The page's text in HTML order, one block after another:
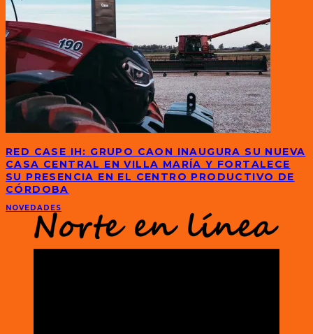
RED CASE IH: GRUPO CAON INAUGURA SU NUEVA
CASA CENTRAL EN VILLA MARÍA Y FORTALECE
SU PRESENCIA EN EL CENTRO PRODUCTIVO DE
CÓRDOBA
NOVEDADES